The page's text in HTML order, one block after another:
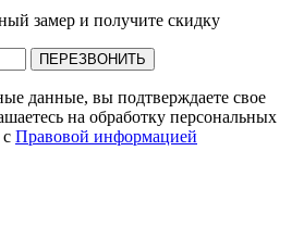
замер и получите скидку
ПЕРЕЗВОНИТЬ
данные, вы подтверждаете свое
на обработку персональных
Правовой информацией